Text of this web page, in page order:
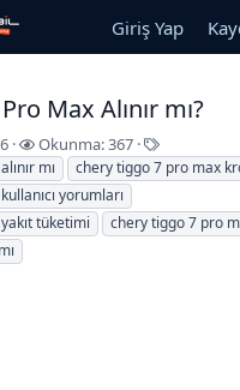
Giriş Yap
Max Alınır mı?
Okunma: 367
E
t
i
k
e
mı
chery tiggo 7 pro max
yorumları
tüketimi
chery tiggo 7 pro